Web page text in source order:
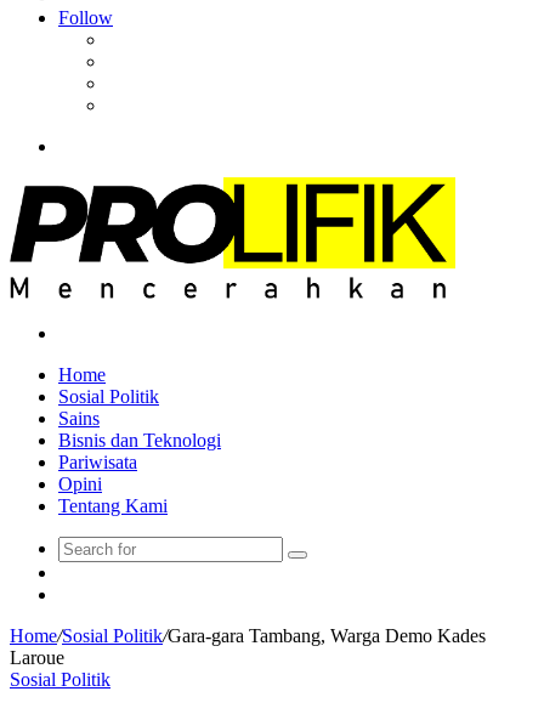
In
Follow
Home
Sosial Politik
Sains
Bisnis dan Teknologi
Pariwisata
Opini
Tentang Kami
Search
Home/Sosial Politik/Gara-gara Tambang, Warga Demo Kades
Laroue
Sosial Politik